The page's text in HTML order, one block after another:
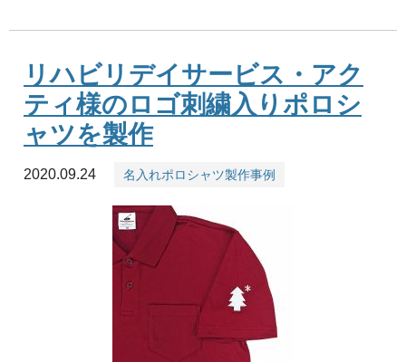
リハビリデイサービス・アク
ティ様のロゴ刺繍入りポロシ
ャツを製作
2020.09.24 名入れポロシャツ製作事例